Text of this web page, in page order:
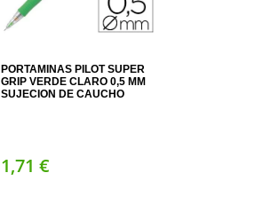
PORTAMINAS PILOT SUPER
GRIP VERDE CLARO 0,5 MM
SUJECION DE CAUCHO
1,71 €